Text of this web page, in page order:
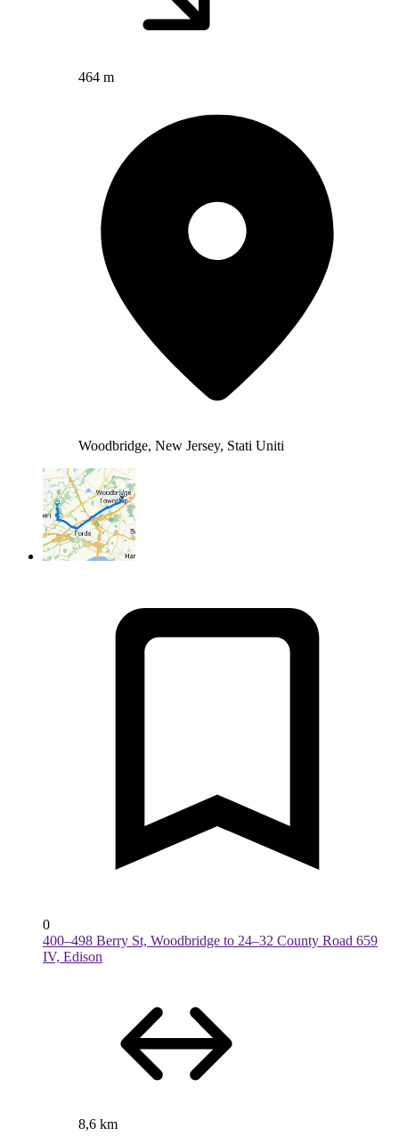
464 m
Woodbridge, New Jersey, Stati Uniti
0
400–498 Berry St, Woodbridge to 24–32 County Road 659
IV, Edison
8,6 km